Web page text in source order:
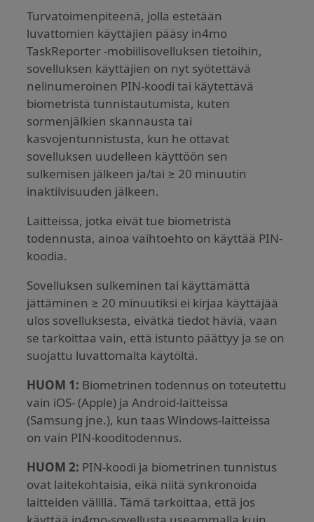
Turvatoimenpiteenä, jolla estetään
luvattomien käyttäjien pääsy in4mo
TaskReporter -mobiilisovelluksen tietoihin,
sovelluksen käyttäjien on nyt syötettävä
nelinumeroinen PIN-koodi tai käytettävä
biometristä tunnistautumista, kuten
sormenjälkien skannausta tai
kasvojentunnistusta, kun he ottavat
sovelluksen uudelleen käyttöön sen
sulkemisen jälkeen ja/tai ≥ 20 minuutin
inaktiivisuuden jälkeen.
Laitteissa, jotka eivät tue biometristä
todennusta, ainoa vaihtoehto on käyttää PIN-
koodia.
Sovelluksen sulkeminen tai käyttämättä
jättäminen ≥ 20 minuutiksi ei kirjaa käyttäjää
ulos sovelluksesta, eivätkä tiedot häviä, vaan
se tarkoittaa vain, että istunto päättyy ja se on
suojattu luvattomalta käytöltä.
HUOM 1: Biometrinen todennus on toteutettu
vain iOS- (Apple) ja Android-laitteissa
(Samsung jne.), kun taas Windows-laitteissa
on vain PIN-kooditodennus.
HUOM 2: PIN-koodi ja biometrinen tunnistus
ovat laitekohtaisia, eikä niitä synkronoida
laitteiden välillä. Tämä tarkoittaa, että jos